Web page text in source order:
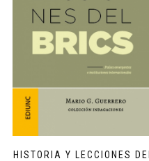
HISTORIA Y LECCIONES DEL